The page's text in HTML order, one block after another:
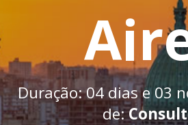
Duração: 04 dias e 03
de: